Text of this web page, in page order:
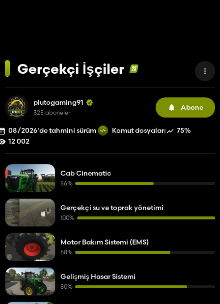
Gerçekçi İşçiler
plutogaming91
325 aboneleri
Abone
08/2026'de tahmini sürüm Komut dosyaları
75%
12 002
Cab Cinematic
56%
Gerçekçi su ve toprak yönetimi
100%
Motor Bakım Sistemi (EMS)
68%
Gelişmiş Hasar Sistemi
80%